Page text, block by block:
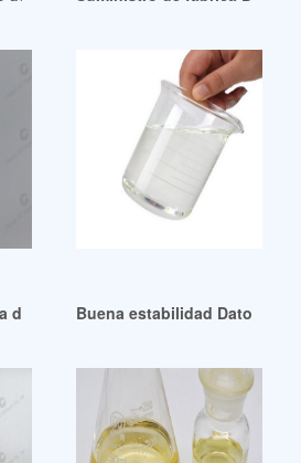
de plastificantes de proveedores de
Buena estabilidad Datos de